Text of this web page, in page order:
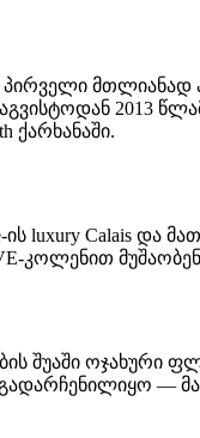
2013
ქარხანაში.
ის luxury Calais
კოლენით
შუაში
გადარჩენილიყო